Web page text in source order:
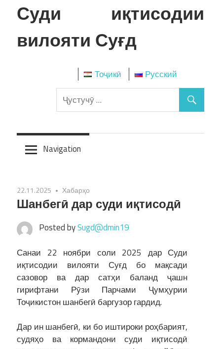
Skip
to
Суди иқтисодии
вилояти Суғд
Тоҷикӣ Русский
Navigation
22.11.2025 Хабарҳо
Шанбегӣ дар суди иқтисодӣ
Posted bySugd@dmin19
Санаи 22 ноябри соли 2025 дар Суди
иқтисодии вилояти Суғд бо мақсади
сазовор ва дар сатҳи баланд ҷашн
гирифтани Рӯзи Парчами Ҷумҳурии
Тоҷикистон шанбегӣ баргузор гардид.
Дар ин шанбегӣ, ки бо иштироки роҳбарият,
судяҳо ва кормандони суди иқтисодӣ